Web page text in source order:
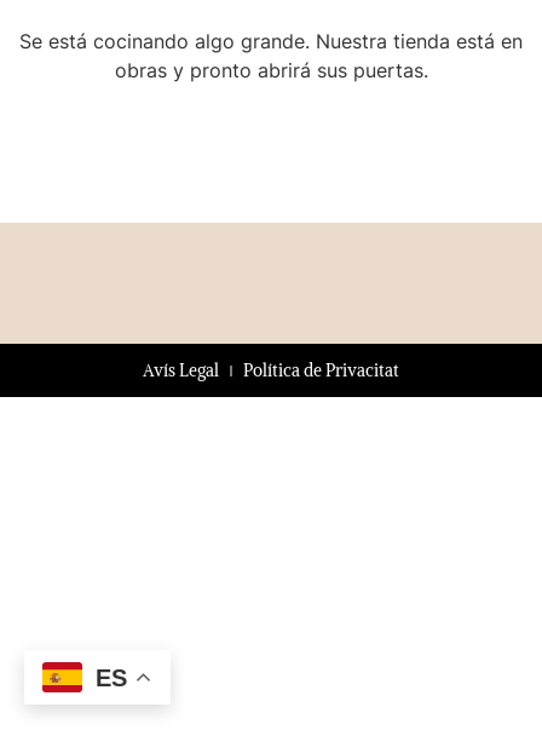
Se está cocinando algo grande. Nuestra tienda está en
obras y pronto abrirá sus puertas.
Avís Legal Política de Privacitat
ES